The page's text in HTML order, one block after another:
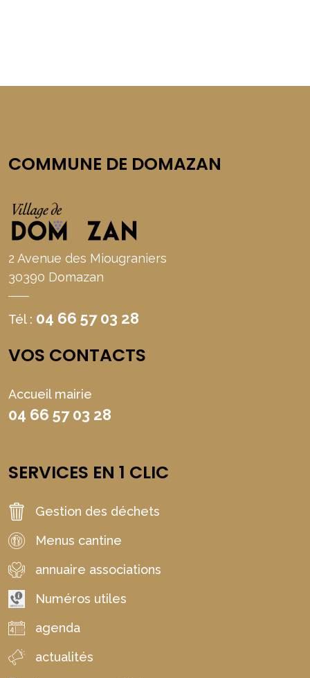
COMMUNE DE DOMAZAN
2 Avenue des Miougraniers
30390 Domazan
Tél : 04 66 57 03 28
VOS CONTACTS
Accueil mairie
04 66 57 03 28
SERVICES EN 1 CLIC
Gestion des déchets
Menus cantine
annuaire associations
Numéros utiles
agenda
actualités